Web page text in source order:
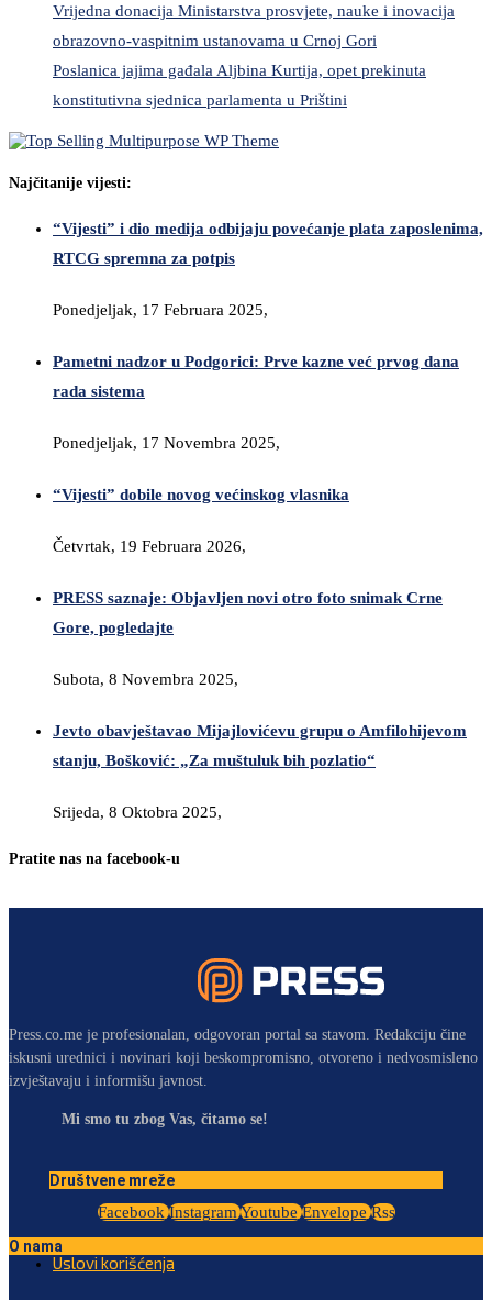
Vrijedna donacija Ministarstva prosvjete, nauke i inovacija
obrazovno-vaspitnim ustanovama u Crnoj Gori
Poslanica jajima gađala Aljbina Kurtija, opet prekinuta
konstitutivna sjednica parlamenta u Prištini
Najčitanije vijesti:
“Vijesti” i dio medija odbijaju povećanje plata zaposlenima,
RTCG spremna za potpis
Ponedjeljak, 17 Februara 2025,
Pametni nadzor u Podgorici: Prve kazne već prvog dana
rada sistema
Ponedjeljak, 17 Novembra 2025,
“Vijesti” dobile novog većinskog vlasnika
Četvrtak, 19 Februara 2026,
PRESS saznaje: Objavljen novi otro foto snimak Crne
Gore, pogledajte
Subota, 8 Novembra 2025,
Jevto obavještavao Mijajlovićevu grupu o Amfilohijevom
stanju, Bošković: „Za muštuluk bih pozlatio“
Srijeda, 8 Oktobra 2025,
Pratite nas na facebook-u
Press.co.me je profesionalan, odgovoran portal sa stavom. Redakciju čine
iskusni urednici i novinari koji beskompromisno, otvoreno i nedvosmisleno
izvještavaju i informišu javnost.
Mi smo tu zbog Vas, čitamo se!
Društvene mreže
Facebook Instagram Youtube Envelope Rss
O nama
Uslovi korišćenja